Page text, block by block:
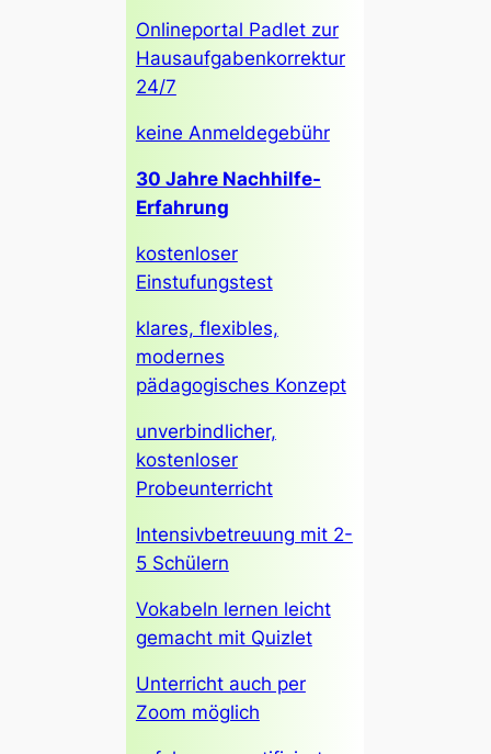
Onlineportal Padlet zur
Hausaufgabenkorrektur
24/7
keine Anmeldegebühr
30 Jahre Nachhilfe-
Erfahrung
kostenloser
Einstufungstest
klares, flexibles,
modernes
pädagogisches Konzept
unverbindlicher,
kostenloser
Probeunterricht
Intensivbetreuung mit 2-
5 Schülern
Vokabeln lernen leicht
gemacht mit Quizlet
Unterricht auch per
Zoom möglich